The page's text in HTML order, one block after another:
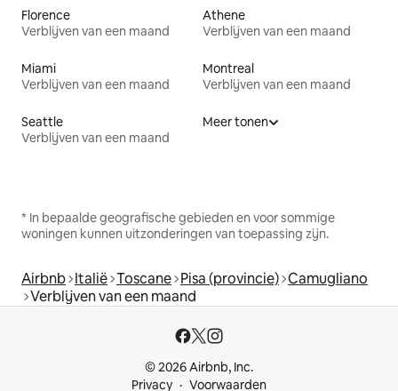
Florence
Verblijven van een maand
Athene
Verblijven van een maand
Miami
Verblijven van een maand
Montreal
Verblijven van een maand
Seattle
Verblijven van een maand
Meer tonen
* In bepaalde geografische gebieden en voor sommige
woningen kunnen uitzonderingen van toepassing zijn.
Airbnb Italië Toscane Pisa (provincie) Camugliano
Verblijven van een maand
© 2026 Airbnb, Inc.
Privacy
Voorwaarden